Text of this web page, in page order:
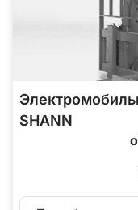
SHANN